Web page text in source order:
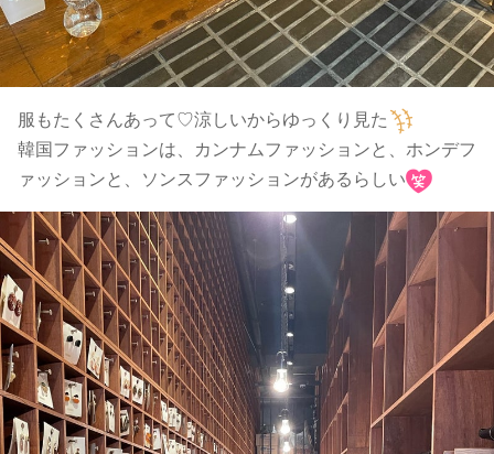
服もたくさんあって♡涼しいからゆっくり見た
韓国ファッションは、カンナムファッションと、ホンデフ
ァッションと、ソンスファッションがあるらしい